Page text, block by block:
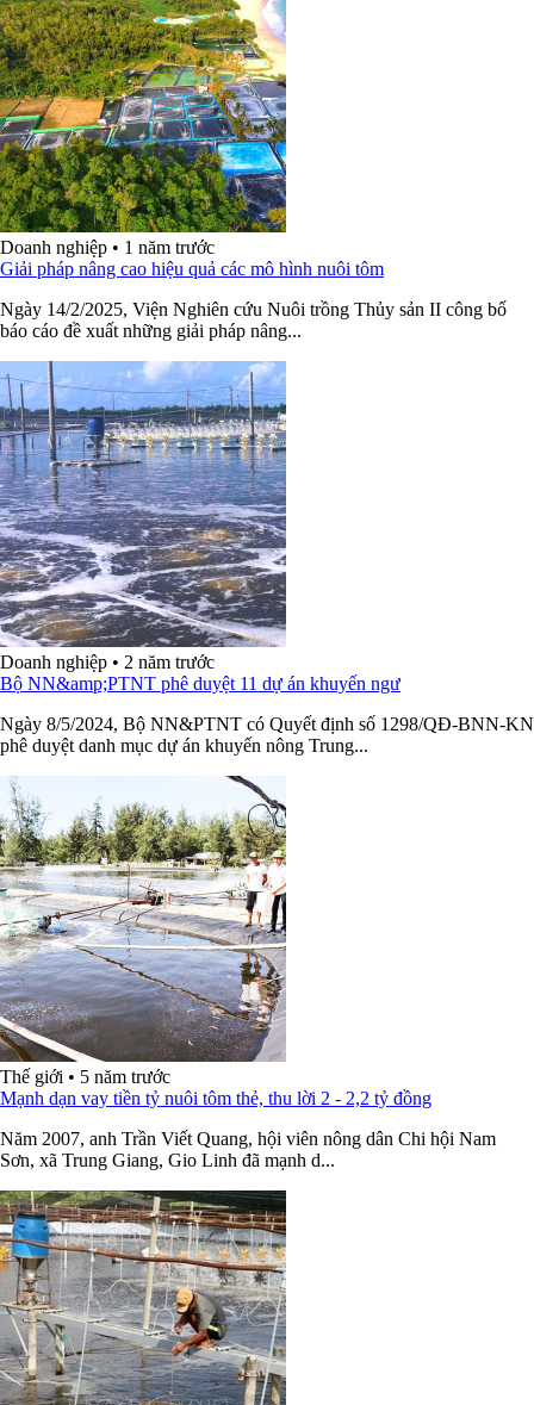
Doanh nghiệp • 1 năm trước
Giải pháp nâng cao hiệu quả các mô hình nuôi tôm
Ngày 14/2/2025, Viện Nghiên cứu Nuôi trồng Thủy sản II công bố
báo cáo đề xuất những giải pháp nâng...
Doanh nghiệp • 2 năm trước
Bộ NN&amp;PTNT phê duyệt 11 dự án khuyến ngư
Ngày 8/5/2024, Bộ NN&PTNT có Quyết định số 1298/QĐ-BNN-KN
phê duyệt danh mục dự án khuyến nông Trung...
Thế giới • 5 năm trước
Mạnh dạn vay tiền tỷ nuôi tôm thẻ, thu lời 2 - 2,2 tỷ đồng
Năm 2007, anh Trần Viết Quang, hội viên nông dân Chi hội Nam
Sơn, xã Trung Giang, Gio Linh đã mạnh d...